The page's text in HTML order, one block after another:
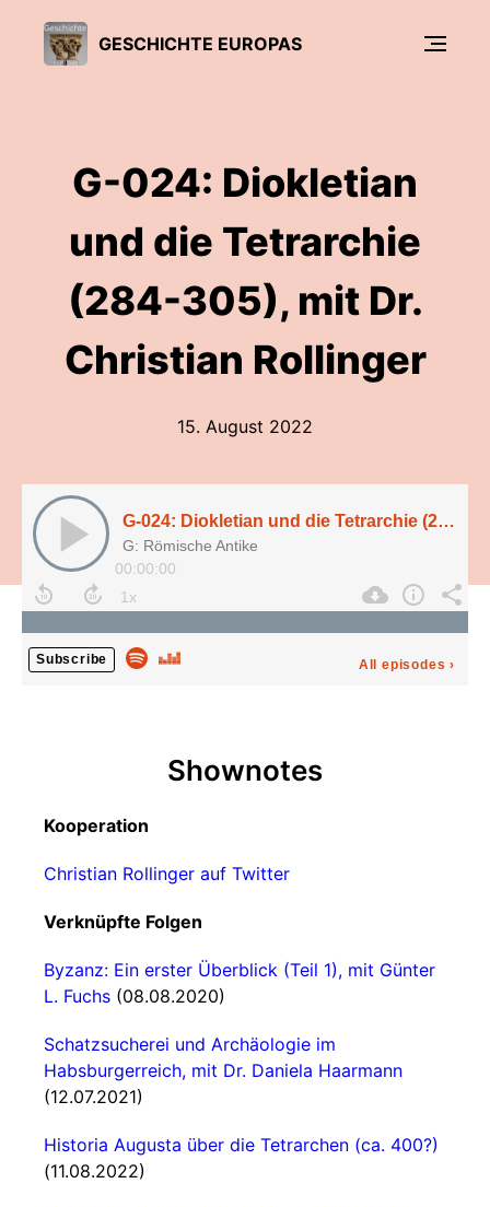
GESCHICHTE EUROPAS
G-024: Diokletian
und die Tetrarchie
(284-305), mit Dr.
Christian Rollinger
15. August 2022
G-024: Diokletian und die Tetrarchie (284-305), mit Dr. Christian Rollinger
G: Römische Antike
00:00:00
Subscribe All episodes ›
Shownotes
Kooperation
Christian Rollinger auf Twitter
Verknüpfte Folgen
Byzanz: Ein erster Überblick (Teil 1), mit Günter
L. Fuchs (08.08.2020)
Schatzsucherei und Archäologie im
Habsburgerreich, mit Dr. Daniela Haarmann
(12.07.2021)
Historia Augusta über die Tetrarchen (ca. 400?)
(11.08.2022)